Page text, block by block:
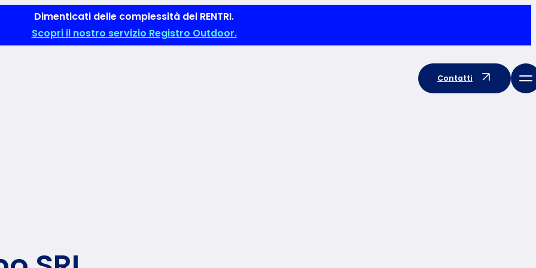
Dimenticati delle complessità del RENTRI.
Scopri il nostro servizio Registro Outdoor.
Contatti